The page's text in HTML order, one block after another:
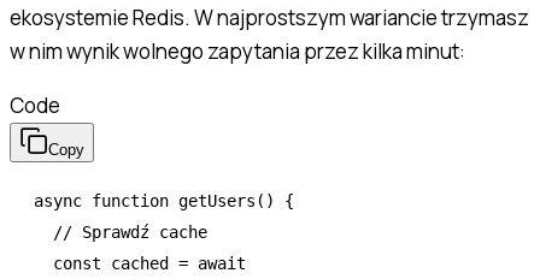
ekosystemie Redis. W najprostszym wariancie trzymasz
w nim wynik wolnego zapytania przez kilka minut:
Code
Copy
async function getUsers () {
  // Sprawdź cache
  const
cached = await